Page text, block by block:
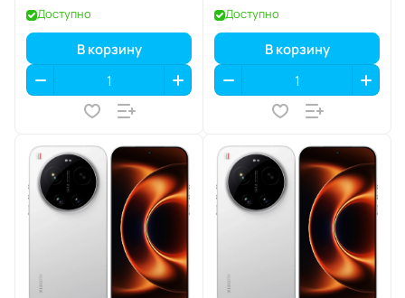
Доступно
В корзину
Доступно
В корзину